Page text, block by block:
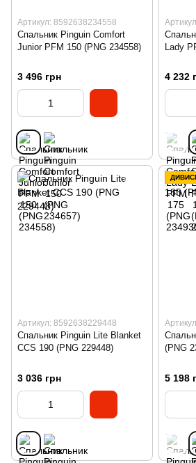
Артикул: 8592638234558
Спальник Pinguin Comfort
Junior PFM 150 (PNG 234558)
3 496 грн
Lady
4 232
Артикул: 8592638229448
Спальник Pinguin Lite Blanket
CCS 190 (PNG 229448)
3 036 грн
(PNG
5 198